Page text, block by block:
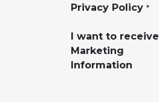
Privacy Policy *
I want to receive
Marketing
Information